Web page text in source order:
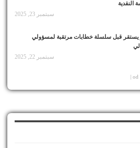
النقدية
سبتمبر 23, 2025
يستقر قبل سلسلة خطابات مرتقبة لمسؤولي
سبتمبر 22, 2025